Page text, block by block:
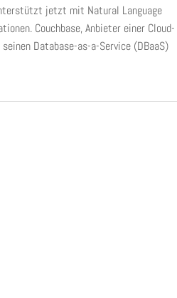
jetzt mit Natural Language
Couchbase, Anbieter einer Cloud-
Database-as-a-Service (DBaaS)